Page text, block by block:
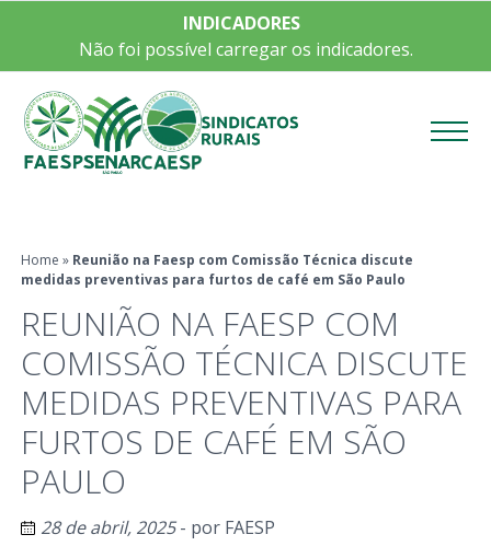
INDICADORES
Não foi possível carregar os indicadores.
Home » Reunião na Faesp com Comissão Técnica discute
medidas preventivas para furtos de café em São Paulo
REUNIÃO NA FAESP COM
COMISSÃO TÉCNICA DISCUTE
MEDIDAS PREVENTIVAS PARA
FURTOS DE CAFÉ EM SÃO
PAULO
28 de abril, 2025- por FAESP